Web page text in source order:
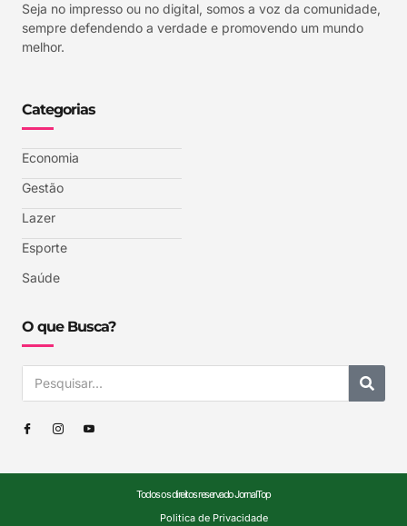
Seja no impresso ou no digital, somos a voz da comunidade,
sempre defendendo a verdade e promovendo um mundo
melhor.
Categorias
Economia
Gestão
Lazer
Esporte
Saúde
O que Busca?
Todos os direitos reservado JornalTop
Politica de Privacidade